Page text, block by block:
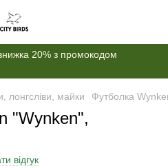
20% з промокодом
лонгсліви, майки Футболка
"Wynken",
відгук